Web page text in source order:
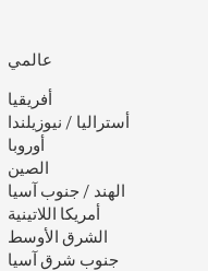
عالمي
أفريقيا
أستراليا / نيوزيلندا
أوروبا
الصين
الهند / جنوب آسيا
أمريكا اللاتينية
الشرق الأوسط
جنوب شرق آسيا